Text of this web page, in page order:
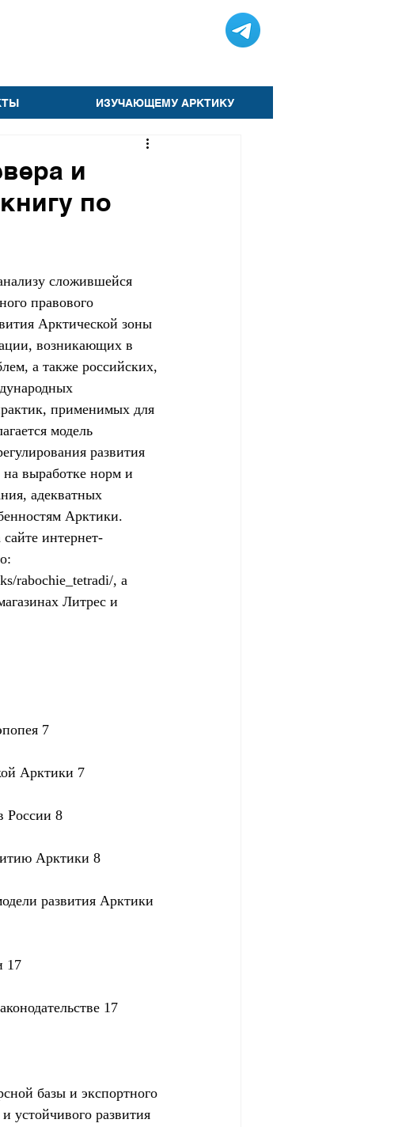
ИЗУЧАЮЩЕМУ АРКТИКУ
и
по
сложившейся
правового
Арктической зоны
возникающих в
а также российских,
применимых для
модель
развития
выработке норм и
адекватных
Арктики.
интернет-
rabochie_tetradi/, а
Литрес и
7
Арктики 7
России 8
Арктики 8
развития Арктики
17
17
базы и экспортного
устойчивого развития